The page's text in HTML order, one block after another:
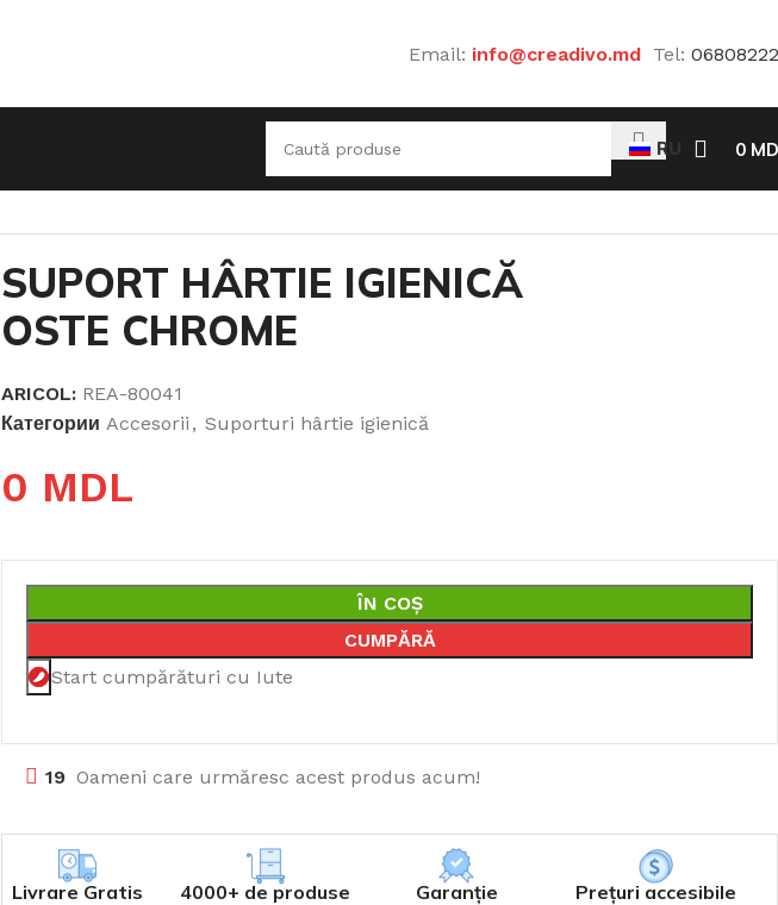
Email: info@creadivo.md Tel:
RU 0
SUPORT HÂRTIE IGIENICĂ
OSTE CHROME
ARICOL: REA-80041
Категории Accesorii , Suporturi hârtie igienică
0 MDL
ÎN COȘ
CUMPĂRĂ
Start cumpărături cu Iute
19 Oameni care urmăresc acest produs acum!
Livrare Gratis 4000+ de produse Garanție Prețuri accesibile